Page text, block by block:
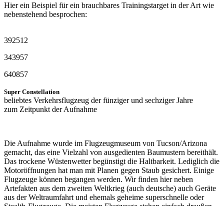
Hier ein Beispiel für ein brauchbares Trainingstarget in der Art wie
nebenstehend besprochen:
392512
343957
640857
Super Constellation
beliebtes Verkehrsflugzeug der fünziger und sechziger Jahre
zum Zeitpunkt der Aufnahme
Die Aufnahme wurde im Flugzeugmuseum von Tucson/Arizona
gemacht, das eine Vielzahl von ausgedienten Baumustern bereithält.
Das trockene Wüstenwetter begünstigt die Haltbarkeit. Lediglich die
Motoröffnungen hat man mit Planen gegen Staub gesichert. Einige
Flugzeuge können begangen werden. Wir finden hier neben
Artefakten aus dem zweiten Weltkrieg (auch deutsche) auch Geräte
aus der Weltraumfahrt und ehemals geheime superschnelle oder